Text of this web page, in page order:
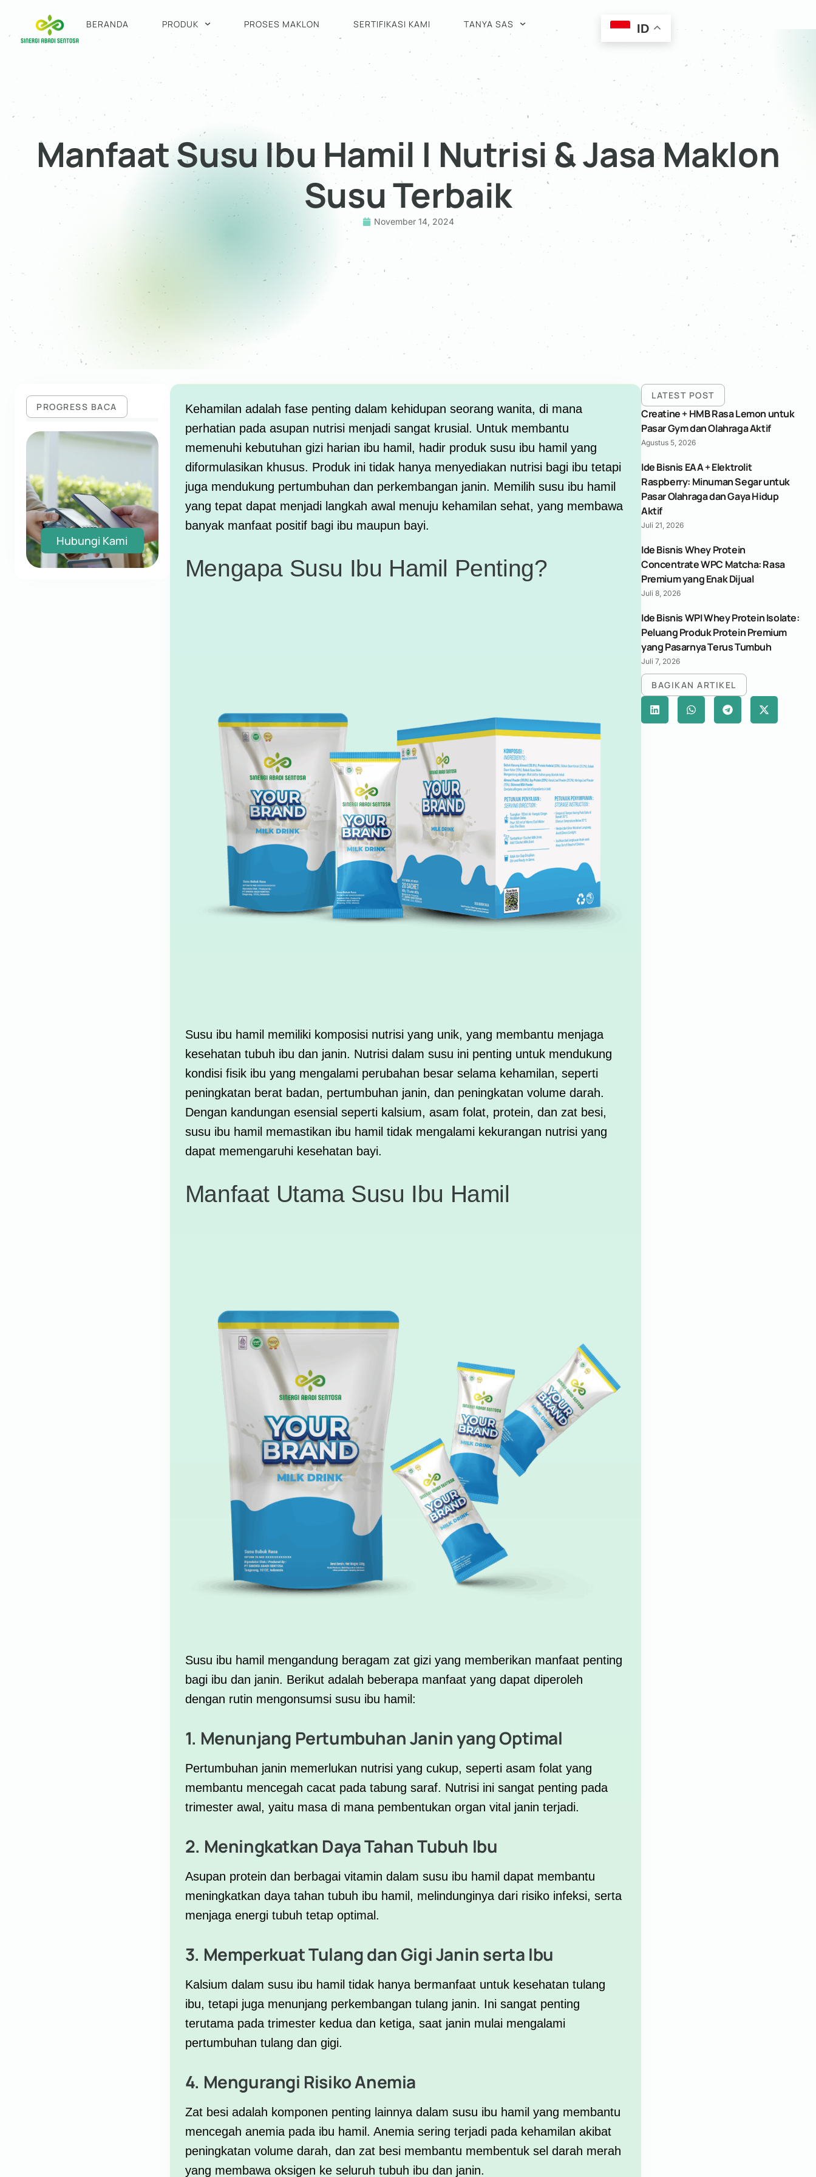
BERANDA PRODUK PROSES MAKLON SERTIFIKASI KAMI TANYA SAS ID
Manfaat Susu Ibu Hamil | Nutrisi & Jasa Maklon
Susu Terbaik
November 14, 2024
PROGRESS BACA
Hubungi Kami
Kehamilan adalah fase penting dalam kehidupan seorang wanita, di mana
perhatian pada asupan nutrisi menjadi sangat krusial. Untuk membantu
memenuhi kebutuhan gizi harian ibu hamil, hadir produk susu ibu hamil yang
diformulasikan khusus. Produk ini tidak hanya menyediakan nutrisi bagi ibu tetapi
juga mendukung pertumbuhan dan perkembangan janin. Memilih susu ibu hamil
yang tepat dapat menjadi langkah awal menuju kehamilan sehat, yang membawa
banyak manfaat positif bagi ibu maupun bayi.
Mengapa Susu Ibu Hamil Penting?
Susu ibu hamil memiliki komposisi nutrisi yang unik, yang membantu menjaga
kesehatan tubuh ibu dan janin. Nutrisi dalam susu ini penting untuk mendukung
kondisi fisik ibu yang mengalami perubahan besar selama kehamilan, seperti
peningkatan berat badan, pertumbuhan janin, dan peningkatan volume darah.
Dengan kandungan esensial seperti kalsium, asam folat, protein, dan zat besi,
susu ibu hamil memastikan ibu hamil tidak mengalami kekurangan nutrisi yang
dapat memengaruhi kesehatan bayi.
Manfaat Utama Susu Ibu Hamil
Susu ibu hamil mengandung beragam zat gizi yang memberikan manfaat penting
bagi ibu dan janin. Berikut adalah beberapa manfaat yang dapat diperoleh
dengan rutin mengonsumsi susu ibu hamil:
1. Menunjang Pertumbuhan Janin yang Optimal
Pertumbuhan janin memerlukan nutrisi yang cukup, seperti asam folatyang
membantu mencegah cacat pada tabung saraf. Nutrisi ini sangat penting pada
trimester awal, yaitu masa di mana pembentukan organ vital janin terjadi.
2. Meningkatkan Daya Tahan Tubuh Ibu
Asupan protein dan berbagai vitamin dalam susu ibu hamil dapat membantu
meningkatkan daya tahan tubuh ibu hamil, melindunginya dari risiko infeksi, serta
menjaga energi tubuh tetap optimal.
3. Memperkuat Tulang dan Gigi Janin serta Ibu
Kalsium dalam susu ibu hamil tidak hanya bermanfaat untuk kesehatan tulang
ibu, tetapi juga menunjang perkembangan tulang janin. Ini sangat penting
terutama pada trimester kedua dan ketiga, saat janin mulai mengalami
pertumbuhan tulang dan gigi.
4. Mengurangi Risiko Anemia
Zat besi adalah komponen penting lainnya dalam susu ibu hamil yang membantu
mencegah anemia pada ibu hamil. Anemia sering terjadi pada kehamilan akibat
peningkatan volume darah, dan zat besi membantu membentuk sel darah merah
yang membawa oksigen ke seluruh tubuh ibu dan janin.
LATEST POST
Creatine + HMB Rasa Lemon untuk
Pasar Gym dan Olahraga Aktif
Agustus 5, 2026
Ide Bisnis EAA + Elektrolit
Raspberry: Minuman Segar untuk
Pasar Olahraga dan Gaya Hidup
Aktif
Juli 21, 2026
Ide Bisnis Whey Protein
Concentrate WPC Matcha: Rasa
Premium yang Enak Dijual
Juli 8, 2026
Ide Bisnis WPI Whey Protein Isolate:
Peluang Produk Protein Premium
yang Pasarnya Terus Tumbuh
Juli 7, 2026
BAGIKAN ARTIKEL